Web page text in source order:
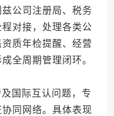
公司注册局、税务
对接，处理各类公
质年检提醒、经营
全周期管理闭环。
国际互认问题，专
同网络。具体表现